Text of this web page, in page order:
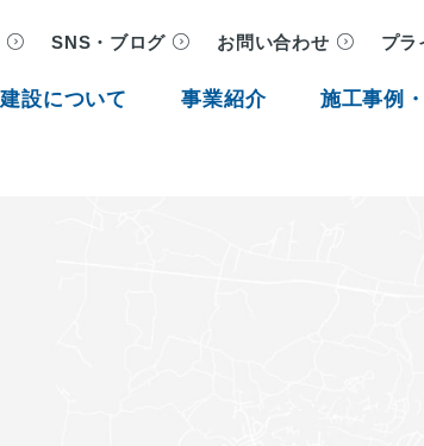
SNS・ブログ お問い合わせ プラ
設について 事業紹介 施工事例